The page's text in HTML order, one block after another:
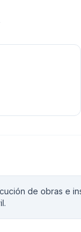
de obras e